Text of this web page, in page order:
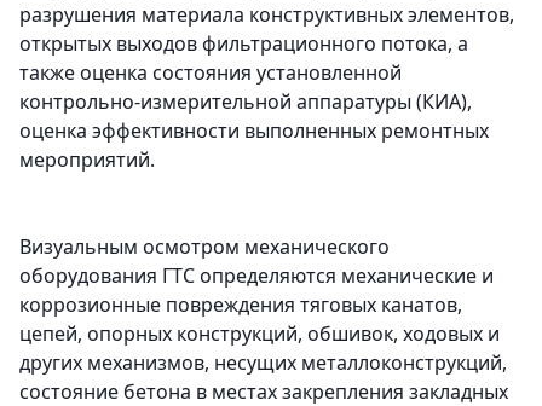
разрушения материала конструктивных элементов,
открытых выходов фильтрационного потока, а
также оценка состояния установленной
контрольно-измерительной аппаратуры (КИА),
оценка эффективности выполненных ремонтных
мероприятий.
Визуальным осмотром механического
оборудования ГТС определяются механические и
коррозионные повреждения тяговых канатов,
цепей, опорных конструкций, обшивок, ходовых и
других механизмов, несущих металлоконструкций,
состояние бетона в местах закрепления закладных